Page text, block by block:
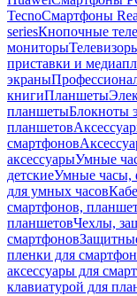
TecnoСмартфоны
seriesКнопочные
мониторы
приставки и
экраны
книгиПланшеты
планшетыБлокноты
планшетов
смартфонов
аксессуарыУмные
детскиеУмные часы,
для умных часов
смартфонов,
планшетовЧехлы,
смартфонов
пленки для
аксессуары для
клавиатурой для